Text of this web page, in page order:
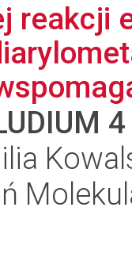
reakcji
4